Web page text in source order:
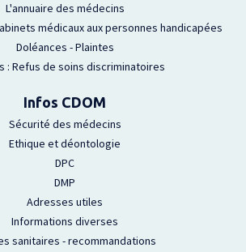
L'annuaire des médecins
médicaux aux personnes handicapées
Doléances - Plaintes
: Refus de soins discriminatoires
Infos CDOM
Sécurité des médecins
Ethique et déontologie
DPC
DMP
Adresses utiles
Informations diverses
sanitaires - recommandations